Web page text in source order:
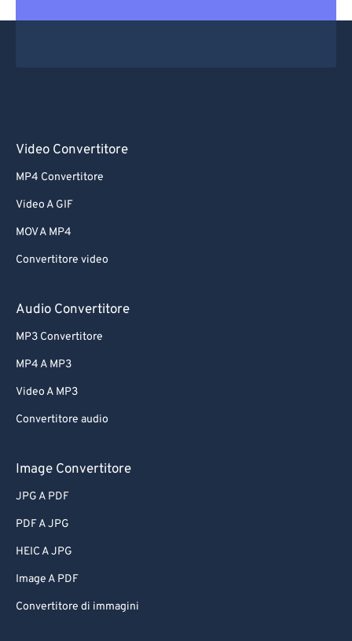
Video Convertitore
MP4 Convertitore
Video A GIF
MOV A MP4
Convertitore video
Audio Convertitore
MP3 Convertitore
MP4 A MP3
Video A MP3
Convertitore audio
Image Convertitore
JPG A PDF
PDF A JPG
HEIC A JPG
Image A PDF
Convertitore di immagini